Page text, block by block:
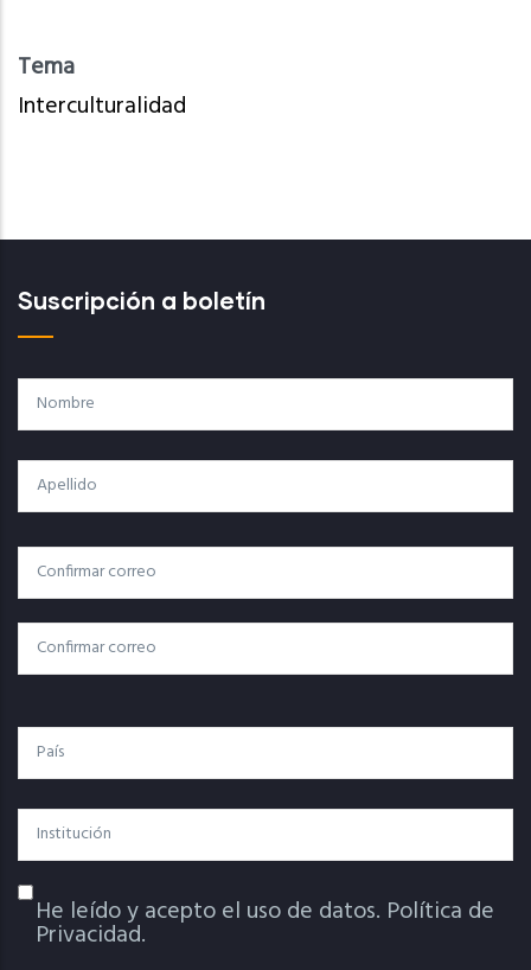
Tema
Interculturalidad
Suscripción a boletín
Nombre
Apellido
Correo
Electrónico
Correo Electrónico
Confirmar Correo
País
Institución
Política De Privacidad
He leído y acepto el uso de datos. Política de
Privacidad.